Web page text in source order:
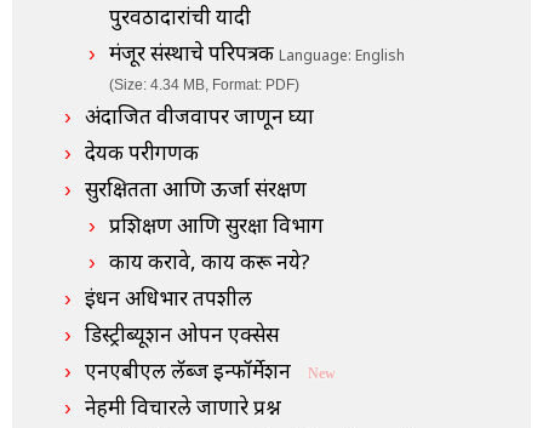
पुरवठादारांची यादी
मंजूर संस्थाचे परिपत्रक Language: English
(Size: 4.34 MB, Format: PDF)
अंदाजित वीजवापर जाणून घ्या
देयक परीगणक
सुरक्षितता आणि ऊर्जा संरक्षण
प्रशिक्षण आणि सुरक्षा विभाग
काय करावे, काय करू नये?
इंधन अधिभार तपशील
डिस्ट्रीब्यूशन ओपन एक्सेस
एनएबीएल लॅब्ज इन्फॉर्मेशन
New
नेहमी विचारले जाणारे प्रश्न